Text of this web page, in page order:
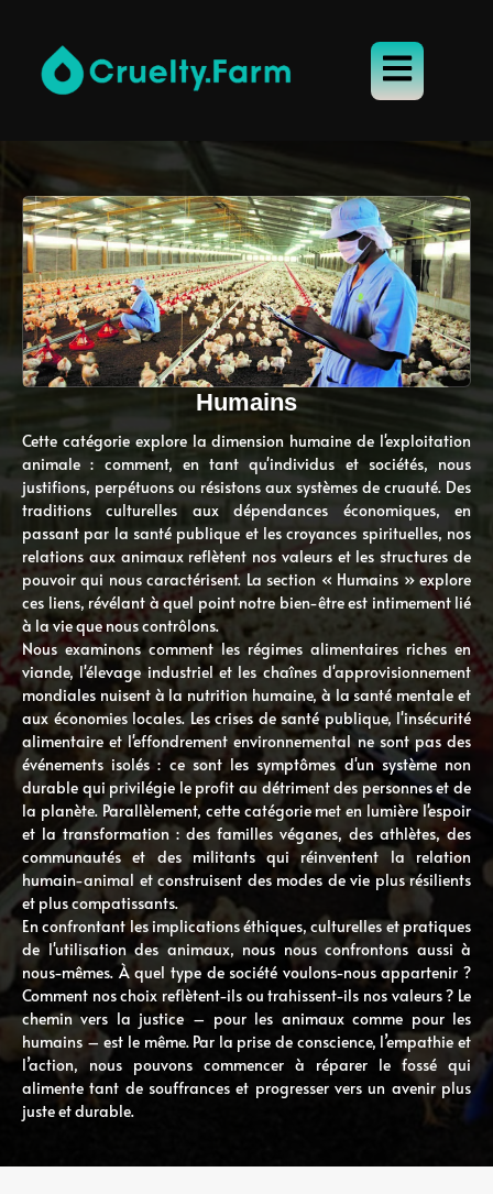
Humains
Cette catégorie explore la dimension humaine de l'exploitation
animale : comment, en tant qu'individus et sociétés, nous
justifions, perpétuons ou résistons aux systèmes de cruauté. Des
traditions culturelles aux dépendances économiques, en
passant par la santé publique et les croyances spirituelles, nos
relations aux animaux reflètent nos valeurs et les structures de
pouvoir qui nous caractérisent. La section « Humains » explore
ces liens, révélant à quel point notre bien-être est intimement lié
à la vie que nous contrôlons.
Nous examinons comment les régimes alimentaires riches en
viande, l'élevage industriel et les chaînes d'approvisionnement
mondiales nuisent à la nutrition humaine, à la santé mentale et
aux économies locales. Les crises de santé publique, l'insécurité
alimentaire et l'effondrement environnemental ne sont pas des
événements isolés : ce sont les symptômes d'un système non
durable qui privilégie le profit au détriment des personnes et de
la planète. Parallèlement, cette catégorie met en lumière l'espoir
et la transformation : des familles véganes, des athlètes, des
communautés et des militants qui réinventent la relation
humain-animal et construisent des modes de vie plus résilients
et plus compatissants.
En confrontant les implications éthiques, culturelles et pratiques
de l'utilisation des animaux, nous nous confrontons aussi à
nous-mêmes. À quel type de société voulons-nous appartenir ?
Comment nos choix reflètent-ils ou trahissent-ils nos valeurs ? Le
chemin vers la justice – pour les animaux comme pour les
humains – est le même. Par la prise de conscience, l’empathie et
l’action, nous pouvons commencer à réparer le fossé qui
alimente tant de souffrances et progresser vers un avenir plus
juste et durable.